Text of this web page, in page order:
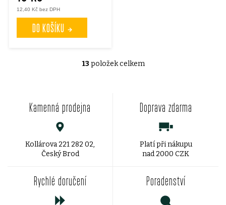
12,40 Kč bez DPH
DO KOŠÍKU
O
13 položek celkem
Kamenná prodejna
Kollárova 221 282 02,
Český Brod
Doprava zdarma
Platí při nákupu
nad 2000 CZK
Rychlé doručení Poradenství